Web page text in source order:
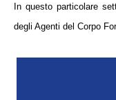
In questo particolare
degli Agenti del Corpo